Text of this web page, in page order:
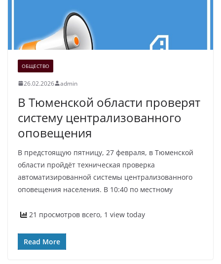
ОБЩЕСТВО
26.02.2026 admin
В Тюменской области проверят
систему централизованного
оповещения
В предстоящую пятницу, 27 февраля, в Тюменской
области пройдёт техническая проверка
автоматизированной системы централизованного
оповещения населения. В 10:40 по местному
21 просмотров всего, 1 view today
Read More